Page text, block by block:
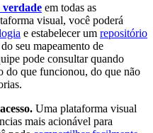
verdade em todas as
visual, você poderá
e estabelecer um repositório
seu mapeamento de
pode consultar quando
do que funcionou, do que não
Uma plataforma visual
mais acionável para